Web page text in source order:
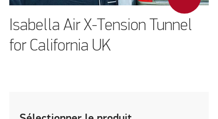
Isabella Air X-Tension Tunnel
for California UK